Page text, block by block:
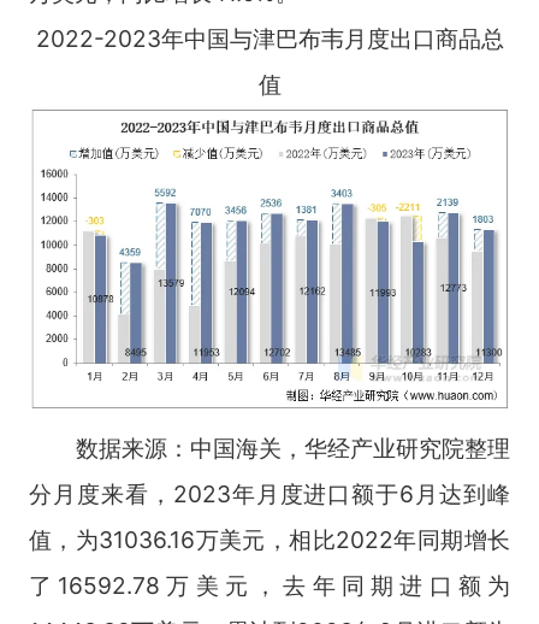
2022-2023年中国与津巴布韦月度出口商品总
值
数据来源：中国海关，华经产业研究院整理
分月度来看，2023年月度进口额于6月达到峰
值，为31036.16万美元，相比2022年同期增长
了16592.78万美元，去年同期进口额为